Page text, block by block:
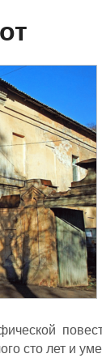
сто лет и